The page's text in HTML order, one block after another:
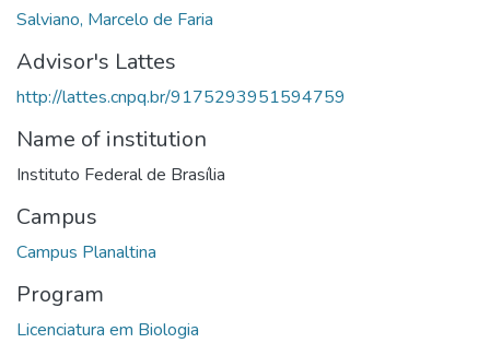
Salviano, Marcelo de Faria
Advisor's Lattes
http://lattes.cnpq.br/9175293951594759
Name of institution
Instituto Federal de Brasília
Campus
Campus Planaltina
Program
Licenciatura em Biologia